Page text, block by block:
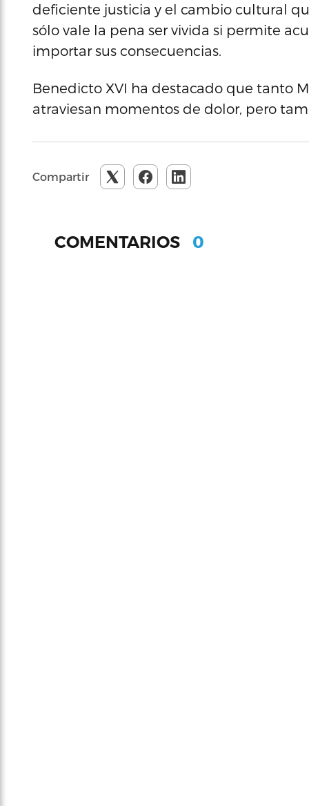
deficiente justicia y el cambio cultural
sólo vale la pena ser vivida si permite
importar sus consecuencias.
Benedicto XVI ha destacado que tanto
atraviesan momentos de dolor, pero
Compartir
COMENTARIOS 0